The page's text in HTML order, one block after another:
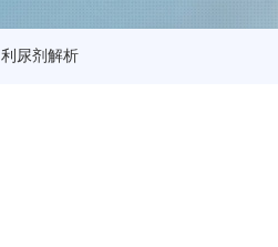
利尿剂解析